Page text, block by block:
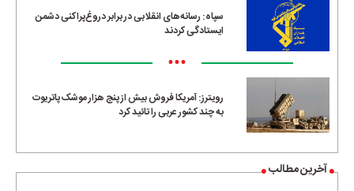
سپاه: رسانه‌های انقلابی در برابر دروغ‌پراکنی دشمن
ایستادگی کردند
•••
رویترز: آمریکا فروش بیش از پنج هزار موشک پاتریوت
به چند کشور عربی را تائید کرد
آخرین مطالب